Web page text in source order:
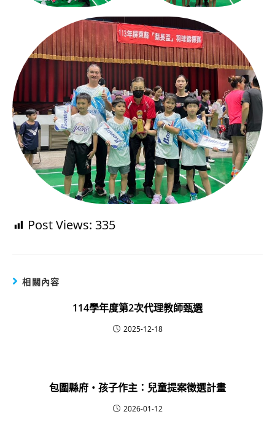
Post Views: 335
相關內容
114學年度第2次代理教師甄選
2025-12-18
包圍縣府・孩子作主：兒童提案徵選計畫
2026-01-12